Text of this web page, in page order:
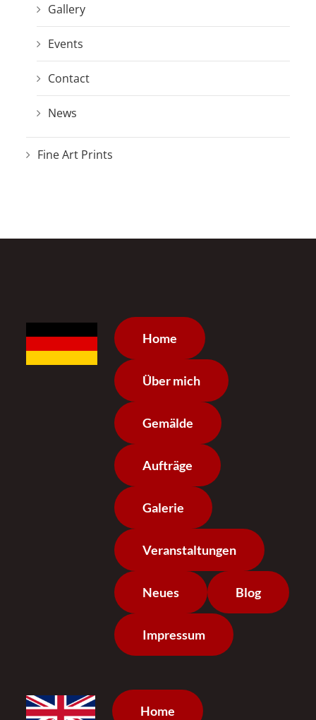
Gallery
Events
Contact
News
Fine Art Prints
Home
Über mich
Gemälde
Aufträge
Galerie
Veranstaltungen
Neues Blog
Impressum
Home